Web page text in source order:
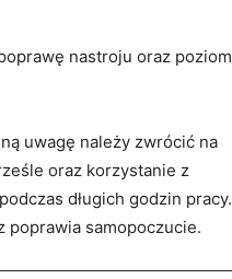
nastroju oraz poziom
uwagę należy zwrócić na
oraz korzystanie z
długich godzin pracy.
poprawia samopoczucie.